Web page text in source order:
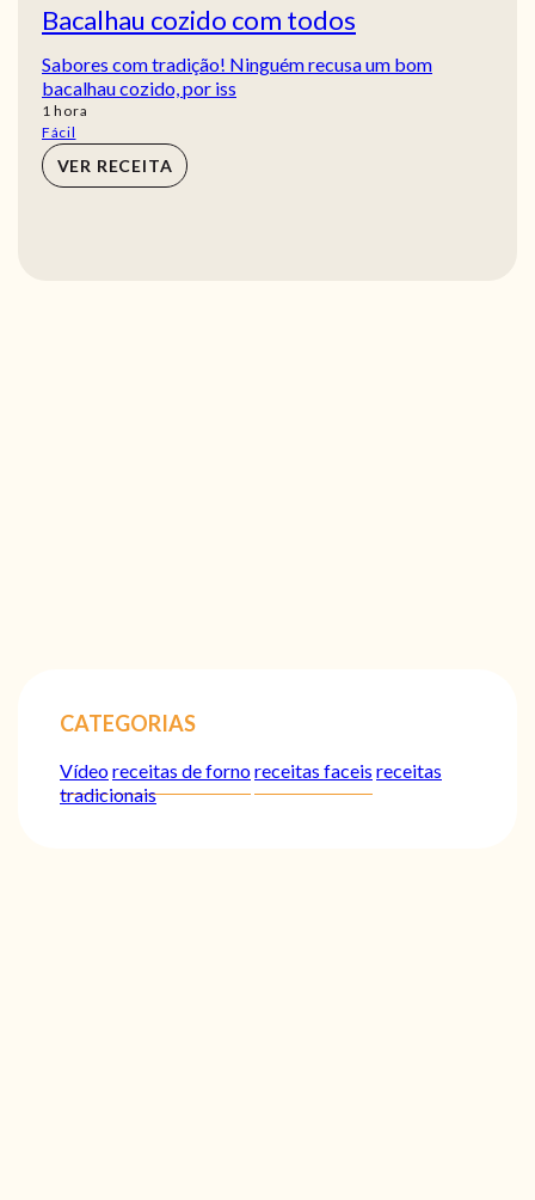
Bacalhau cozido com todos
Sabores com tradição! Ninguém recusa um bom
bacalhau cozido, por iss
1 hora
hora
Fácil
VER RECEITA
CATEGORIAS
Vídeoreceitas de fornoreceitas faceis receitas
tradicionais